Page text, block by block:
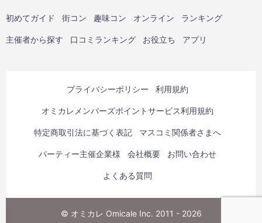
初めてガイド 街コン 趣味コン オンライン ランキング
主催者から探す 口コミランキング お役立ち アプリ
プライバシーポリシー 利用規約
オミカレメンバーズポイントサービス利用規約
特定商取引法に基づく表記 マスコミ関係者さまへ
パーティー主催企業様 会社概要 お問い合わせ
よくある質問
© オミカレ Omicale Inc. 2011 - 2026